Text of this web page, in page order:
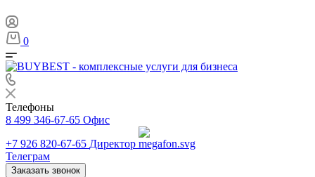
0
Телефоны
8 499 346-67-65 Офис
+7 926 820-67-65 Директор
Телеграм
Заказать звонок